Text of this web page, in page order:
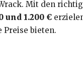
Mit den
und 1.200 €
Preise bieten.